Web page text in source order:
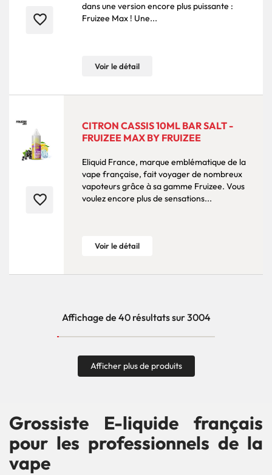
favorite_border
dans une version encore plus puissante :
Fruizee Max ! Une...
Voir le détail
favorite_border
CITRON CASSIS 10ML BAR SALT -
FRUIZEE MAX BY FRUIZEE
Eliquid France, marque emblématique de la
vape française, fait voyager de nombreux
vapoteurs grâce à sa gamme Fruizee. Vous
voulez encore plus de sensations...
Voir le détail
Affichage de 40 résultats sur 3004
Afficher plus de produits
Grossiste E-liquide français
pour les professionnels de la
vape